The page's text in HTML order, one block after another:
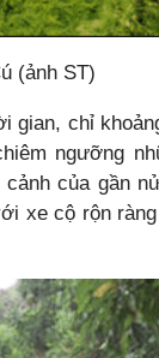
(ảnh ST)
gian, chỉ
ngưỡng
của gần
xe cộ rộn